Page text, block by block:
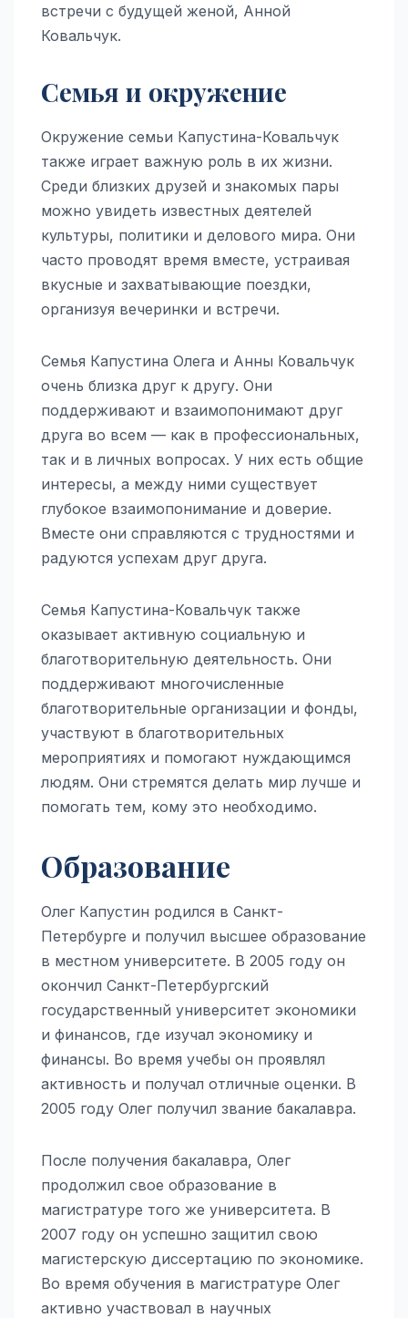
встречи с будущей женой, Анной
Ковальчук.
Семья и окружение
Окружение семьи Капустина-Ковальчук
также играет важную роль в их жизни.
Среди близких друзей и знакомых пары
можно увидеть известных деятелей
культуры, политики и делового мира. Они
часто проводят время вместе, устраивая
вкусные и захватывающие поездки,
организуя вечеринки и встречи.
Семья Капустина Олега и Анны Ковальчук
очень близка друг к другу. Они
поддерживают и взаимопонимают друг
друга во всем — как в профессиональных,
так и в личных вопросах. У них есть общие
интересы, а между ними существует
глубокое взаимопонимание и доверие.
Вместе они справляются с трудностями и
радуются успехам друг друга.
Семья Капустина-Ковальчук также
оказывает активную социальную и
благотворительную деятельность. Они
поддерживают многочисленные
благотворительные организации и фонды,
участвуют в благотворительных
мероприятиях и помогают нуждающимся
людям. Они стремятся делать мир лучше и
помогать тем, кому это необходимо.
Образование
Олег Капустин родился в Санкт-
Петербурге и получил высшее образование
в местном университете. В 2005 году он
окончил Санкт-Петербургский
государственный университет экономики
и финансов, где изучал экономику и
финансы. Во время учебы он проявлял
активность и получал отличные оценки. В
2005 году Олег получил звание бакалавра.
После получения бакалавра, Олег
продолжил свое образование в
магистратуре того же университета. В
2007 году он успешно защитил свою
магистерскую диссертацию по экономике.
Во время обучения в магистратуре Олег
активно участвовал в научных